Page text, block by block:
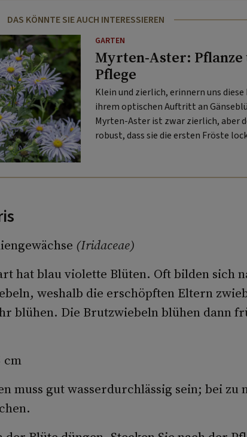
DAS KÖNNTE SIE AUCH INTERESSIEREN
GARTEN
Myrten-Aster: Pflanze
Pflege
Klein und zierlich, erinnern uns
ihrem optischen Auftritt an
Myrten-Aster ist zwar zierlich, aber
robust, dass sie die ersten Fröste
(Iridaceae)
hat blau­ violette Blüten. Oft bilden sich
weshalb die erschöpften Eltern­
blühen. Die Brutzwiebeln blühen dann
cm
muss gut wasserdurchlässig sein; bei zu